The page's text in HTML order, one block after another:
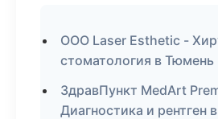
ООО Laser Esthetic -
стоматология в Тюмень
ЗдравПункт MedArt
Диагностика и рентген